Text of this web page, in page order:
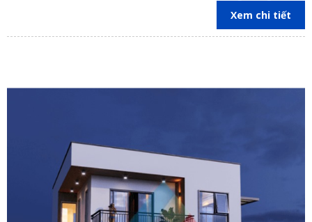
trên địa bàn các tỉnh Đồng Nai, Bình Dương, TP Hồ Chí Minh,
Xem chi tiết